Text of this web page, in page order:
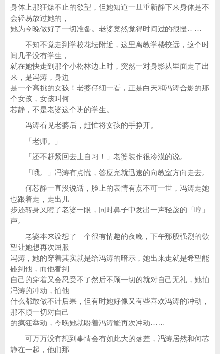
身体上那狂燥不止的欲望，但她知道一旦重新静下来身体是不
会轻易放过她的，
她为今晚做好了一切准备。老婆竟然觉得时间过的很慢……
不知不觉走到学校花坛附近，这里离教学楼较远，这个时
间几乎没有学生，
就在她快走到那个小松林边上时，突然一对身影从里面走了出
来，是冯涛，身边
是一个高挑的女孩！老婆仔细一看，正是白天和冯涛合影的那
个女孩，女孩叫何
芯静，不是老婆这个班的学生。
冯涛看见老婆后，赶忙将女孩的手挣开。
「老师。」
「还不赶紧回去上自习！」老婆装作很冷漠的说。
「哦。」冯涛有点慌，答应完就迅速的向教室方向走去。
何芯静一直没说话，脸上的表情有点不可一世，冯涛走她
也跟着走，走出几
步还转身又瞪了老婆一眼，同时鼻子中发出一声轻蔑的「哼」
声。
老婆本来设想了一个很有情趣的夜晚，下午那股强烈的欲
望让她想再次屈服
冯涛，她的穿着其实就是给冯涛的暗示，她出来走就是希望能
碰到他，而他看到
自己的穿着又会忍受不了然后不顾一切的就对自己无礼，她怕
冯涛的冲动，怕他
什么都敢做不计后果，但有时她好像又有些喜欢冯涛的冲动，
那不顾一切对自己
的疯狂举动，今晚她就盼着冯涛能再次冲动……
可万万没有想到事情会有如此大的落差，冯涛居然和何芯
静在一起，他们那